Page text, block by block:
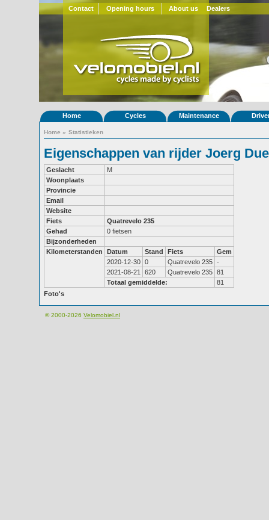
Contact Opening hours About us Dealers
Home Cycles Maintenance
Home » Statistieken
Eigenschappen van rijder Joerg
Geslacht
M
Woonplaats
Provincie
Email
Website
Fiets
Quatrevelo 235
Gehad
0 fietsen
Bijzonderheden
Kilometerstanden
Datum Stand Fiets
Gem
2020-12-30 0 Quatrevelo 235 -
2021-08-21
620 Quatrevelo 235 81
Totaal gemiddelde:
81
Foto's
© 2000-2026 Velomobiel.nl